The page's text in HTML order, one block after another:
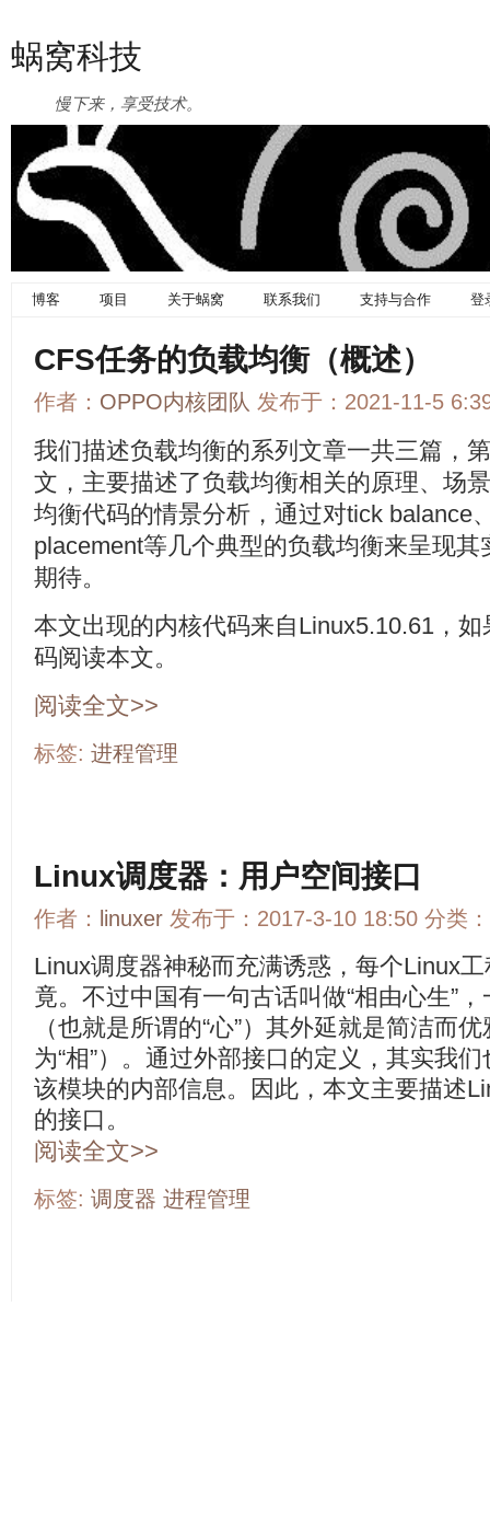
蜗窝科技
慢下来，享受技术。
博客 项目 关于蜗窝 联系我们 支持与合作 登
CFS任务的负载均衡（概述）
作者： OPPO内核团队 发布于：2021-11-5
我们描述负载均衡的系列文章一共三篇，
文，主要描述了负载均衡相关的原理、场
均衡代码的情景分析，通过对tick balance
placement等几个典型的负载均衡来呈现
期待。
本文出现的内核代码来自Linux5.10.61，
码阅读本文。
阅读全文>>
标签: 进程管理
Linux调度器：用户空间接口
作者： linuxer 发布于：2017-3-10 18:50 分类：
Linux调度器神秘而充满诱惑，每个Linux
竟。不过中国有一句古话叫做“相由心生”
（也就是所谓的“心”）其外延就是简洁而
为“相”）。通过外部接口的定义，其实我
该模块的内部信息。因此，本文主要描述
的接口。
阅读全文>>
标签: 调度器 进程管理